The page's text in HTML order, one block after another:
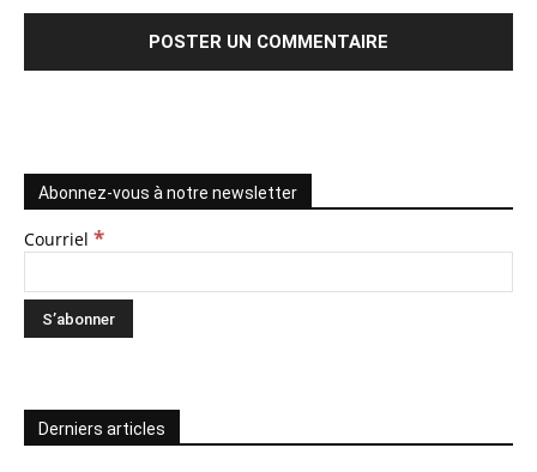
Abonnez-vous à notre newsletter
Courriel *
Derniers articles